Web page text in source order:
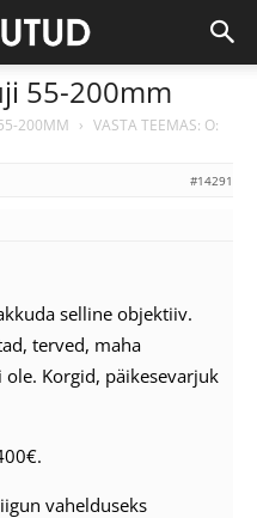
55-200mm
200MM › VASTA TEEMAS: O:
#14291
selline objektiiv.
terved, maha
ole. Korgid, päikesevarjuk
vahelduseks